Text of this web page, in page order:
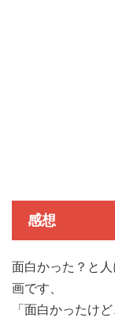
感想
面白かった？と
画です、
「面白かったけ